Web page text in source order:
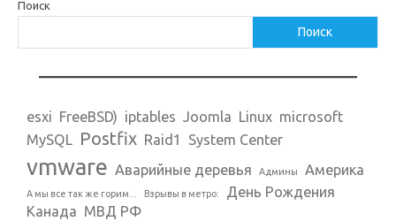
Поиск
Поиск
esxi FreeBSD) iptables Joomla Linux microsoft
MySQL Postfix Raid1 System Center
vmware Аварийные деревья Админы Америка
А мы все так же горим... Взрывы в метро:
День Рождения
Канада МВД РФ